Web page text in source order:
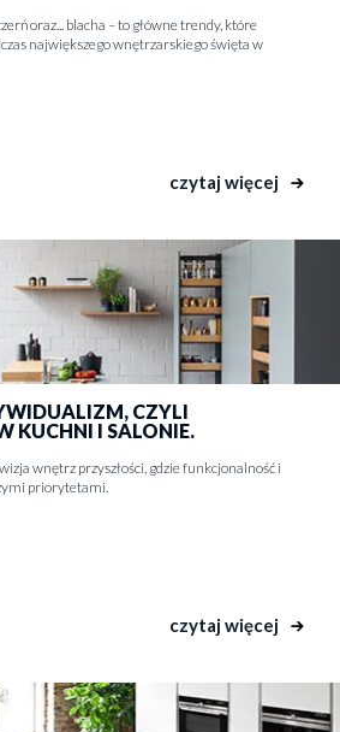
oraz... blacha – to główne trendy, które
największego wnętrzarskiego święta w
czytaj więcej
CZYLI
KUCHNI I SALONIE.
wnętrz przyszłości, gdzie funkcjonalność i
priorytetami.
czytaj więcej